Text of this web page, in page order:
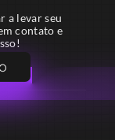
a levar seu
contato e